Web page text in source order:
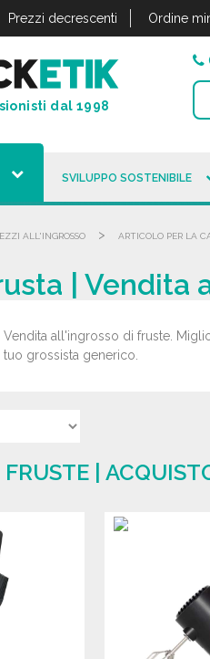
Prezzi decrescenti Ordine
dal 1998
SVILUPPO SOSTENIBILE
ALL'INGROSSO > ARTICOLO PER LA
| Vendita
Vendita all'ingrosso di fruste.
tuo grossista generico.
|